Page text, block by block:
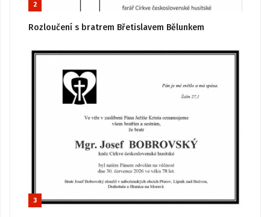
2
Rozloučení s bratrem Břetislavem Bělunkem
3